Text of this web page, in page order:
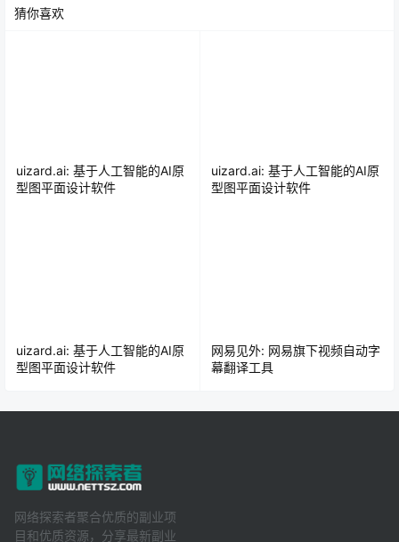
猜你喜欢
uizard.ai: 基于人工智能的AI原
型图平面设计软件
uizard.ai: 基于人工智能的AI原
型图平面设计软件
uizard.ai: 基于人工智能的AI原
型图平面设计软件
网易见外: 网易旗下视频自动字
幕翻译工具
网络探索者聚合优质的副业项
目和优质资源，分享最新副业